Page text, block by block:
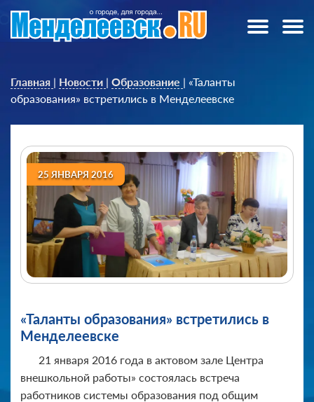
Главная | Новости | Образование | «Таланты
образования» встретились в Менделеевске
25 ЯНВАРЯ 2016
«Таланты образования» встретились в
Менделеевске
21 января 2016 года в актовом зале Центра
внешкольной работы» состоялась встреча
работников системы образования под общим